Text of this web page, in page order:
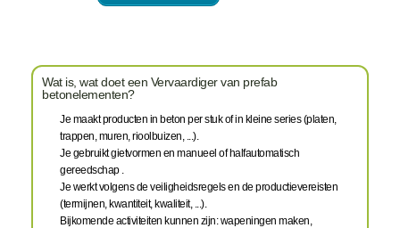
Wat is, wat doet een Vervaardiger van prefab
betonelementen?
Je maakt producten in beton per stuk of in kleine series (platen,
trappen, muren, rioolbuizen, ...).
Je gebruikt gietvormen en manueel of halfautomatisch
gereedschap .
Je werkt volgens de veiligheidsregels en de productievereisten
(termijnen, kwantiteit, kwaliteit, ...).
Bijkomende activiteiten kunnen zijn: wapeningen maken,